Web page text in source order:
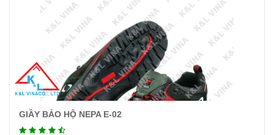
GIẦY BẢO HỘ NEPA E-02